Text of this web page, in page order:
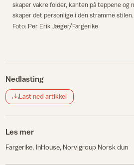
skaper vakre folder, kanten på teppene og
skaper det personlige i den stramme stilen.
Foto: Per Erik Jæger/Fargerike
Nedlasting
Last ned artikkel
Les mer
Fargerike InHouse Norvigroup Norsk dun